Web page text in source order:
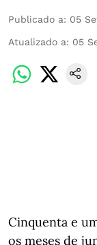
Publicado a: 05
Atualizado a: 05
Cinquenta e
os meses de